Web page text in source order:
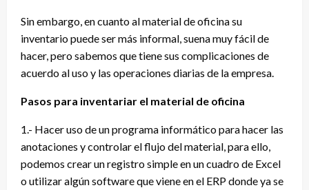
Sin embargo, en cuanto al material de oficina su
inventario puede ser más informal, suena muy fácil de
hacer, pero sabemos que tiene sus complicaciones de
acuerdo al uso y las operaciones diarias de la empresa.
Pasos para inventariar el material de oficina
1.- Hacer uso de un programa informático para hacer las
anotaciones y controlar el flujo del material, para ello,
podemos crear un registro simple en un cuadro de Excel
o utilizar algún software que viene en el ERP donde ya se